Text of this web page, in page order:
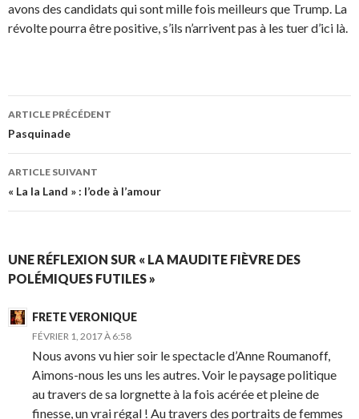
avons des candidats qui sont mille fois meilleurs que Trump. La
révolte pourra être positive, s’ils n’arrivent pas à les tuer d’ici là.
Navigation
des
articles
ARTICLE PRÉCÉDENT
Pasquinade
ARTICLE SUIVANT
« La la Land » : l’ode à l’amour
UNE RÉFLEXION SUR « LA MAUDITE FIÈVRE DES
POLÉMIQUES FUTILES »
FRETE VERONIQUE
FÉVRIER 1, 2017 À 6:58
Nous avons vu hier soir le spectacle d’Anne Roumanoff,
Aimons-nous les uns les autres. Voir le paysage politique
au travers de sa lorgnette à la fois acérée et pleine de
finesse, un vrai régal ! Au travers des portraits de femmes